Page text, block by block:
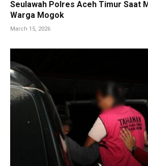
Seulawah Polres Aceh Timur Saat
Warga Mogok
March 15, 2026